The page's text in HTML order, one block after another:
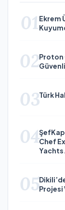
01 Ekrem
02Proton
03Türk
04Chef
Yachts
05Projesi